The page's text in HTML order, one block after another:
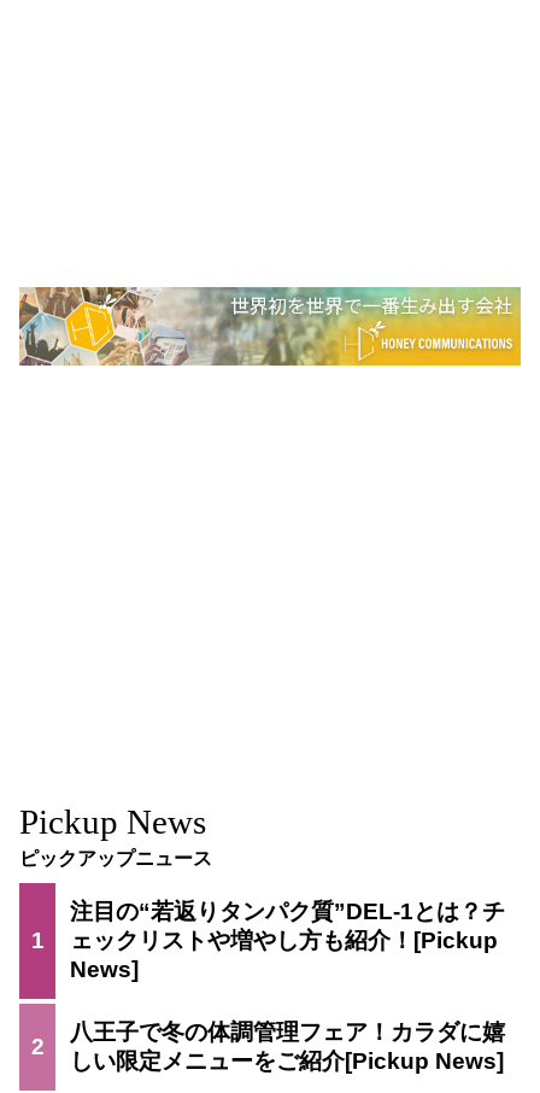
Pickup News
ピックアップニュース
1
注目の“若返りタンパク質”DEL-1とは？チ
ェックリストや増やし方も紹介！
2
八王子で冬の体調管理フェア！カラダに嬉
しい限定メニューをご紹介